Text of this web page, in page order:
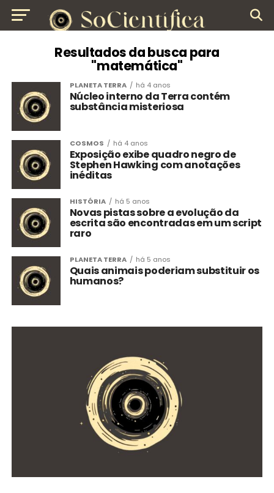
Resultados da busca para
"matemática"
PLANETA TERRA há 4 anos
Núcleo interno da Terra contém
substância misteriosa
COSMOS há 4 anos
Exposição exibe quadro negro de
Stephen Hawking com anotações
inéditas
HISTÓRIA há 5 anos
Novas pistas sobre a evolução da
escrita são encontradas em um script
raro
PLANETA TERRA há 5 anos
Quais animais poderiam substituir os
humanos?